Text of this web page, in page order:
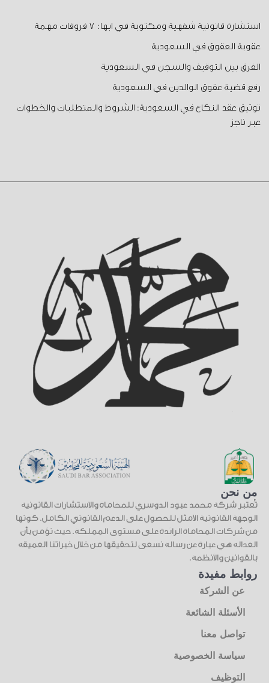
استشارة قانونية شفهية ومكتوبة في ابها: 7 فروقات مهمة
عقوبة العقوق في السعودية
الفرق بين التوقيف والسجن في السعودية
رفع قضية عقوق الوالدين في السعودية
توثيق عقد النكاح في السعودية: الشروط والمتطلبات والخطوات
عبر ناجز
من نحن
تُعتبر شركة محمد عبود الدوسري للمحاماة والاستشارات القانونية
الوجهة القانونية الأمثل للحصول على الدعم القانوني الكامل. كونها
من شركات المحاماة الرائدة على مستوى المملكة. حيث نؤمن بأن
العدالة هي عبارة عن رسالة نسعى لتحقيقها من خلال خبراتنا العميقة
بالقوانين والأنظمة.
روابط مفيدة
عن الشركة
الأسئلة الشائعة
تواصل معنا
سياسة الخصوصية
التوظيف